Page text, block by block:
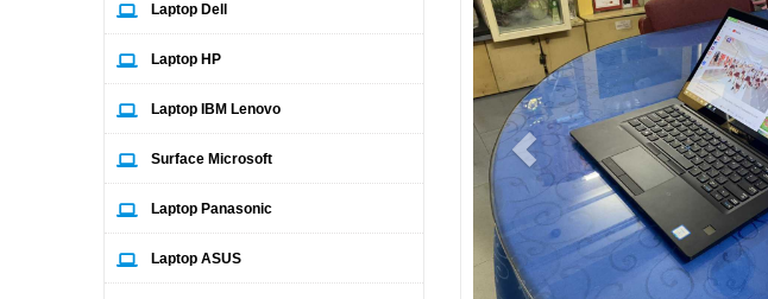
Laptop Dell
Laptop HP
Laptop IBM Lenovo
Surface Microsoft
Laptop Panasonic
Laptop ASUS